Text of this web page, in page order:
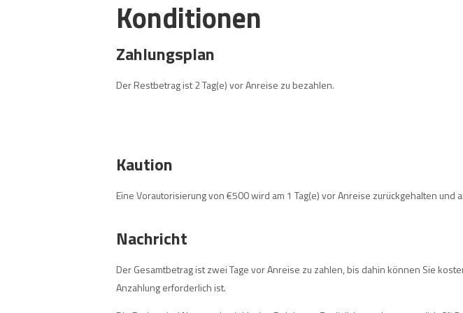
Konditionen
Zahlungsplan
Der Restbetrag ist 2 Tag(e) vor Anreise zu bezahlen.
Kaution
Eine Vorautorisierung von €500 wird am 1 Tag(e) vor Anreise zurückgehalten und
Nachricht
Der Gesamtbetrag ist zwei Tage vor Anreise zu zahlen, bis dahin können Sie
Anzahlung erforderlich ist.